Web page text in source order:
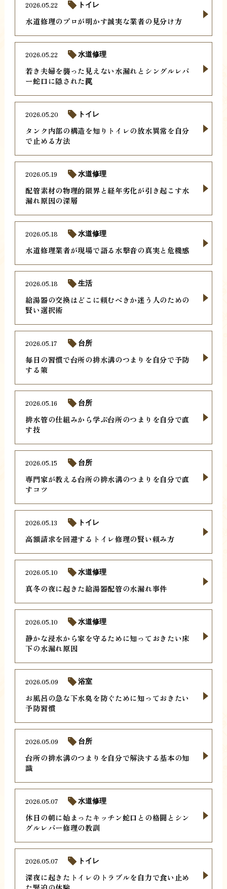
水道修理のプロが明かす誠実な業者の見分け方
2026.05.22 トイレ
若き夫婦を襲った見えない水漏れとシングルレバ
ー蛇口に隠された罠
2026.05.22 水道修理
タンク内部の構造を知りトイレの放水異常を自分
で止める方法
2026.05.20 トイレ
配管素材の物理的限界と経年劣化が引き起こす水
漏れ原因の深層
2026.05.19 水道修理
水道修理業者が現場で語る水撃音の真実と危機感
2026.05.18 水道修理
給湯器の交換はどこに頼むべきか迷う人のための
賢い選択術
2026.05.18 生活
毎日の習慣で台所の排水溝のつまりを自分で予防
する策
2026.05.17 台所
排水管の仕組みから学ぶ台所のつまりを自分で直
す技
2026.05.16 台所
専門家が教える台所の排水溝のつまりを自分で直
すコツ
2026.05.15 台所
高額請求を回避するトイレ修理の賢い頼み方
2026.05.13 トイレ
真冬の夜に起きた給湯器配管の水漏れ事件
2026.05.10 水道修理
静かな浸水から家を守るために知っておきたい床
下の水漏れ原因
2026.05.10 水道修理
お風呂の急な下水臭を防ぐために知っておきたい
予防習慣
2026.05.09 浴室
台所の排水溝のつまりを自分で解決する基本の知
識
2026.05.09 台所
休日の朝に始まったキッチン蛇口との格闘とシン
グルレバー修理の教訓
2026.05.07 水道修理
深夜に起きたトイレのトラブルを自力で食い止め
2026.05.07 トイレ